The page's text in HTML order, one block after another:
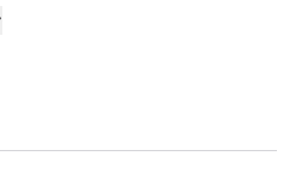
kleine Holzspäne aus